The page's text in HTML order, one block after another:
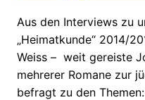
Aus den Interviews zu
„Heimatkunde“ 2014/
Weiss – weit gereiste
mehrerer Romane zur
befragt zu den